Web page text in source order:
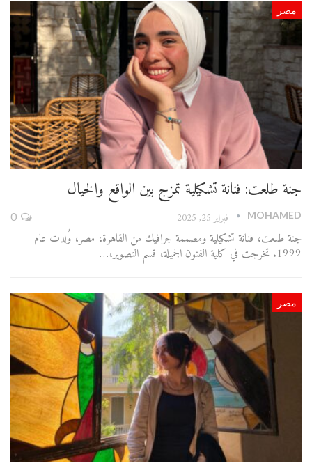
مصر
جنة طلعت: فنانة تشكيلية تمزج بين الواقع والخيال
MOHAMED فبراير 25, 2025
جنة طلعت، فنانة تشكيلية ومصممة جرافيك من القاهرة، مصر، وُلدت عام
1999. تخرجت في كلية الفنون الجميلة، قسم التصوير،…
مصر